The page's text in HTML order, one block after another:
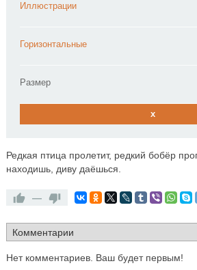
Иллюстрации
Горизонтальные
Размер
x
Редкая птица пролетит, редкий бобёр
находишь, диву даёшься.
—
Нет комментариев. Ваш будет первым!